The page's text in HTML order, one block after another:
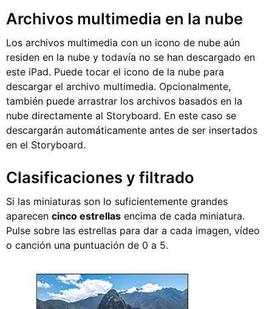
Archivos multimedia en la nube
Los archivos multimedia con un icono de nube aún
residen en la nube y todavía no se han descargado en
este iPad. Puede tocar el icono de la nube para
descargar el archivo multimedia. Opcionalmente,
también puede arrastrar los archivos basados en la
nube directamente al Storyboard. En este caso se
descargarán automáticamente antes de ser insertados
en el Storyboard.
Clasificaciones y filtrado
Si las miniaturas son lo suficientemente grandes
aparecen cinco estrellas encima de cada miniatura.
Pulse sobre las estrellas para dar a cada imagen, vídeo
o canción una puntuación de 0 a 5.